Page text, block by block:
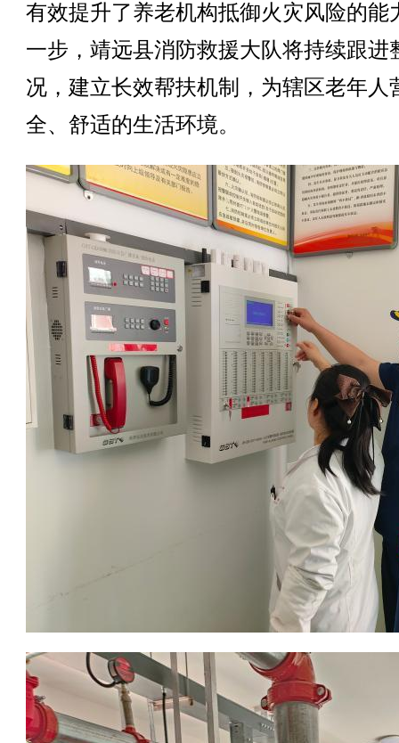
有效提升了养老机构抵御火灾风险的能
一步，靖远县消防救援大队将持续跟进
况，建立长效帮扶机制，为辖区老年人
全、舒适的生活环境。